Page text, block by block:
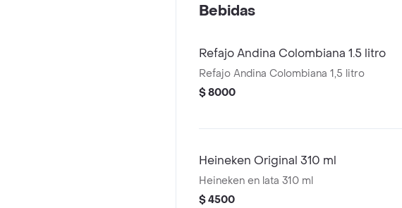
Bebidas
Refajo Andina Colombiana 1.5 litro
Refajo Andina Colombiana 1,5 litro
$ 8000
Heineken Original 310 ml
Heineken en lata 310 ml
$ 4500